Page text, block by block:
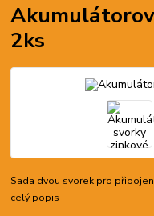
2ks
Sada dvou svorek pro
celý popis